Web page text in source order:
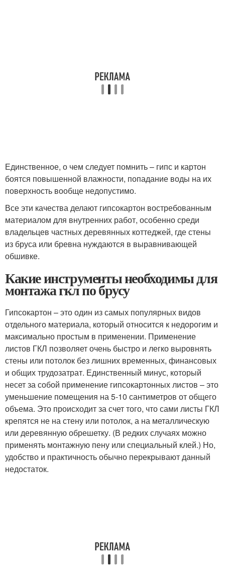
Единственное, о чем следует помнить – гипс и картон
боятся повышенной влажности, попадание воды на их
поверхность вообще недопустимо.
Все эти качества делают гипсокартон востребованным
материалом для внутренних работ, особенно среди
владельцев частных деревянных коттеджей, где стены
из бруса или бревна нуждаются в выравнивающей
обшивке.
Какие инструменты необходимы для
монтажа гкл по брусу
Гипсокартон – это один из самых популярных видов
отдельного материала, который относится к недорогим и
максимально простым в применении. Применение
листов ГКЛ позволяет очень быстро и легко выровнять
стены или потолок без лишних временных, финансовых
и общих трудозатрат. Единственный минус, который
несет за собой применение гипсокартонных листов – это
уменьшение помещения на 5-10 сантиметров от общего
объема. Это происходит за счет того, что сами листы ГКЛ
крепятся не на стену или потолок, а на металлическую
или деревянную обрешетку. (В редких случаях можно
применять монтажную пену или специальный клей.) Но,
удобство и практичность обычно перекрывают данный
недостаток.